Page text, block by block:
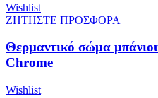
Wishlist
ΖΗΤΗΣΤΕ ΠΡΟΣΦΟΡΑ
Θερμαντικό σώμα
Chrome
Wishlist